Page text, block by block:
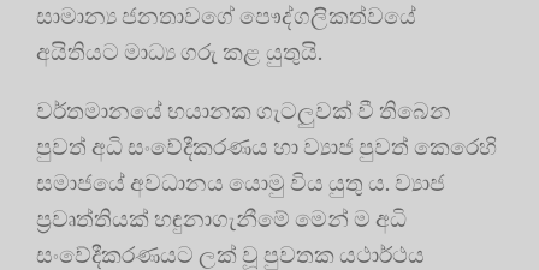
සාමාන්‍ය ජනතාවගේ පෞද්ගලිකත්වයේ
අයිතියට මාධ්‍ය ගරු කළ යුතුයි.
වර්තමානයේ භයානක ගැටලුවක් වී තිබෙන
පුවත් අධි සංවේදීකරණය හා ව්‍යාජ පුවත් කෙරෙහි
සමාජයේ අවධානය යොමු විය යුතු ය. ව්‍යාජ
ප්‍රවෘත්තියක් හඳුනාගැනීමේ මෙන් ම අධි
සංවේදීකරණයට ලක් වූ පුවතක යථාර්ථය